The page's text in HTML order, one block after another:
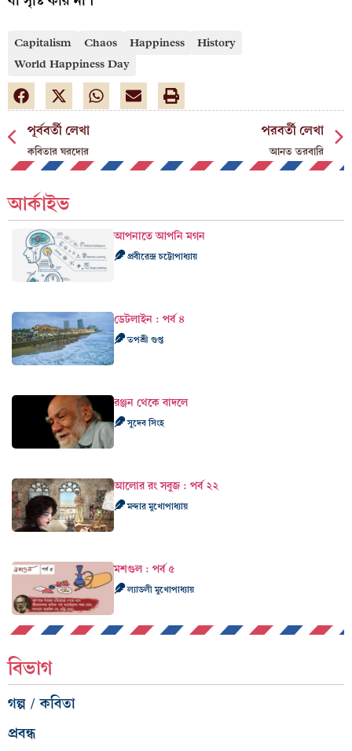
Capitalism Chaos Happiness
History
World Happiness Day
পূর্ববর্তী লেখা
কবিতার ঘরদোর
পরবর্তী লেখা
আনত তরবারি
আর্কাইভ
আপনাতে আপনি মগন
প্রবীরেন্দ্র চট্টোপাধ্যায়
ডেটলাইন : পর্ব ৪
তপশ্রী গুপ্ত
রঞ্জন থেকে বাদলে
সুদেব সিংহ
আলোর রং সবুজ : পর্ব ২২
মন্দার মুখোপাধ্যায়
মশগুল : পর্ব ৫
ল্যাডলী মুখোপাধ্যায়
বিভাগ
গল্প / কবিতা
প্রবন্ধ